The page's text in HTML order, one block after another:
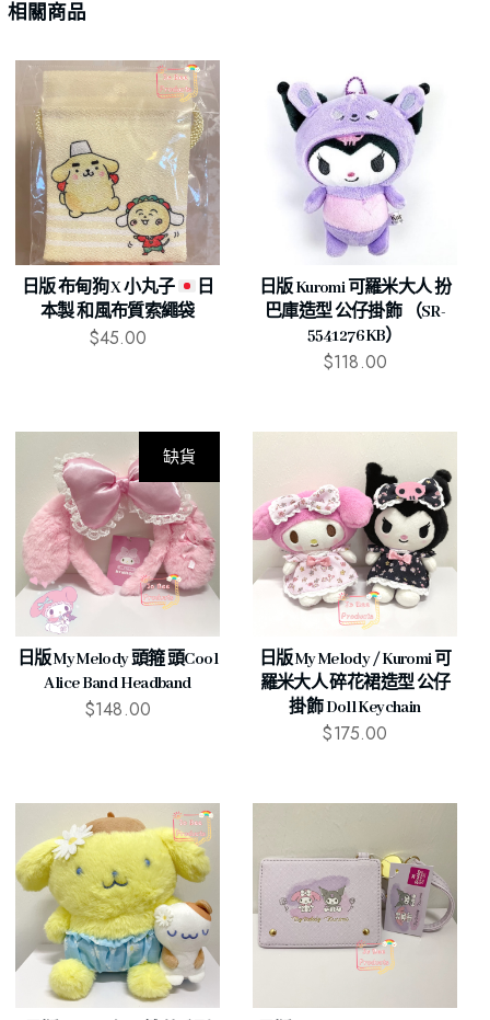
相關商品
日版 布甸狗 X 小丸子
日
本製 和風布質索繩袋
$45.00
日版 Kuromi 可羅米大人 扮
巴庫造型 公仔掛飾 （SR-
5541276KB）
$118.00
缺貨
日版 My Melody 頭箍 頭cool
Alice Band Headband
$148.00
日版 My Melody / Kuromi 可
羅米大人 碎花裙造型 公仔
掛飾 Doll Keychain
$175.00